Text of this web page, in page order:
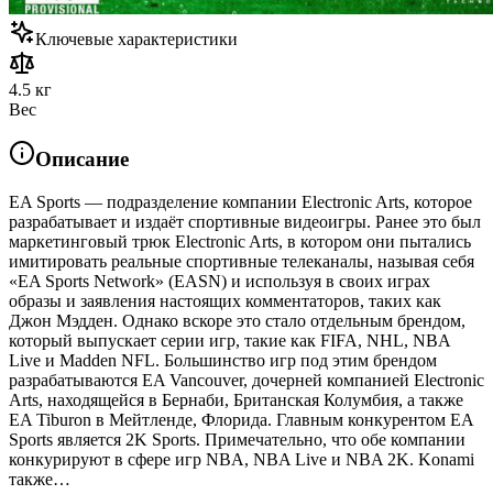
Ключевые характеристики
4.5 кг
Вес
Описание
EA Sports — подразделение компании Electronic Arts, которое
разрабатывает и издаёт спортивные видеоигры. Ранее это был
маркетинговый трюк Electronic Arts, в котором они пытались
имитировать реальные спортивные телеканалы, называя себя
«EA Sports Network» (EASN) и используя в своих играх
образы и заявления настоящих комментаторов, таких как
Джон Мэдден. Однако вскоре это стало отдельным брендом,
который выпускает серии игр, такие как FIFA, NHL, NBA
Live и Madden NFL. Большинство игр под этим брендом
разрабатываются EA Vancouver, дочерней компанией Electronic
Arts, находящейся в Бернаби, Британская Колумбия, а также
EA Tiburon в Мейтленде, Флорида. Главным конкурентом EA
Sports является 2K Sports. Примечательно, что обе компании
конкурируют в сфере игр NBA, NBA Live и NBA 2K. Konami
также…